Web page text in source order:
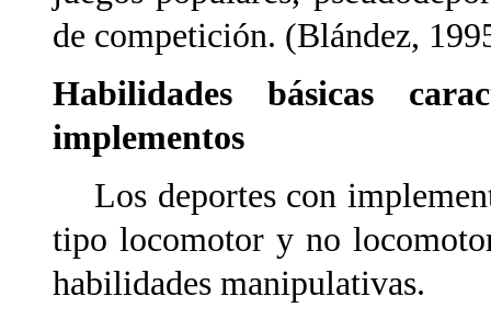
de competición. (Blández,
Habilidades básicas
implementos
Los deportes con
tipo locomotor y no
habilidades manipulativas.